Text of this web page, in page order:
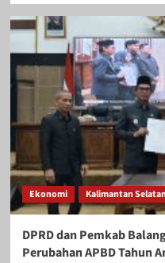
Ekonomi Kalimantan
DPRD dan Pemkab
Perubahan APBD Tahun